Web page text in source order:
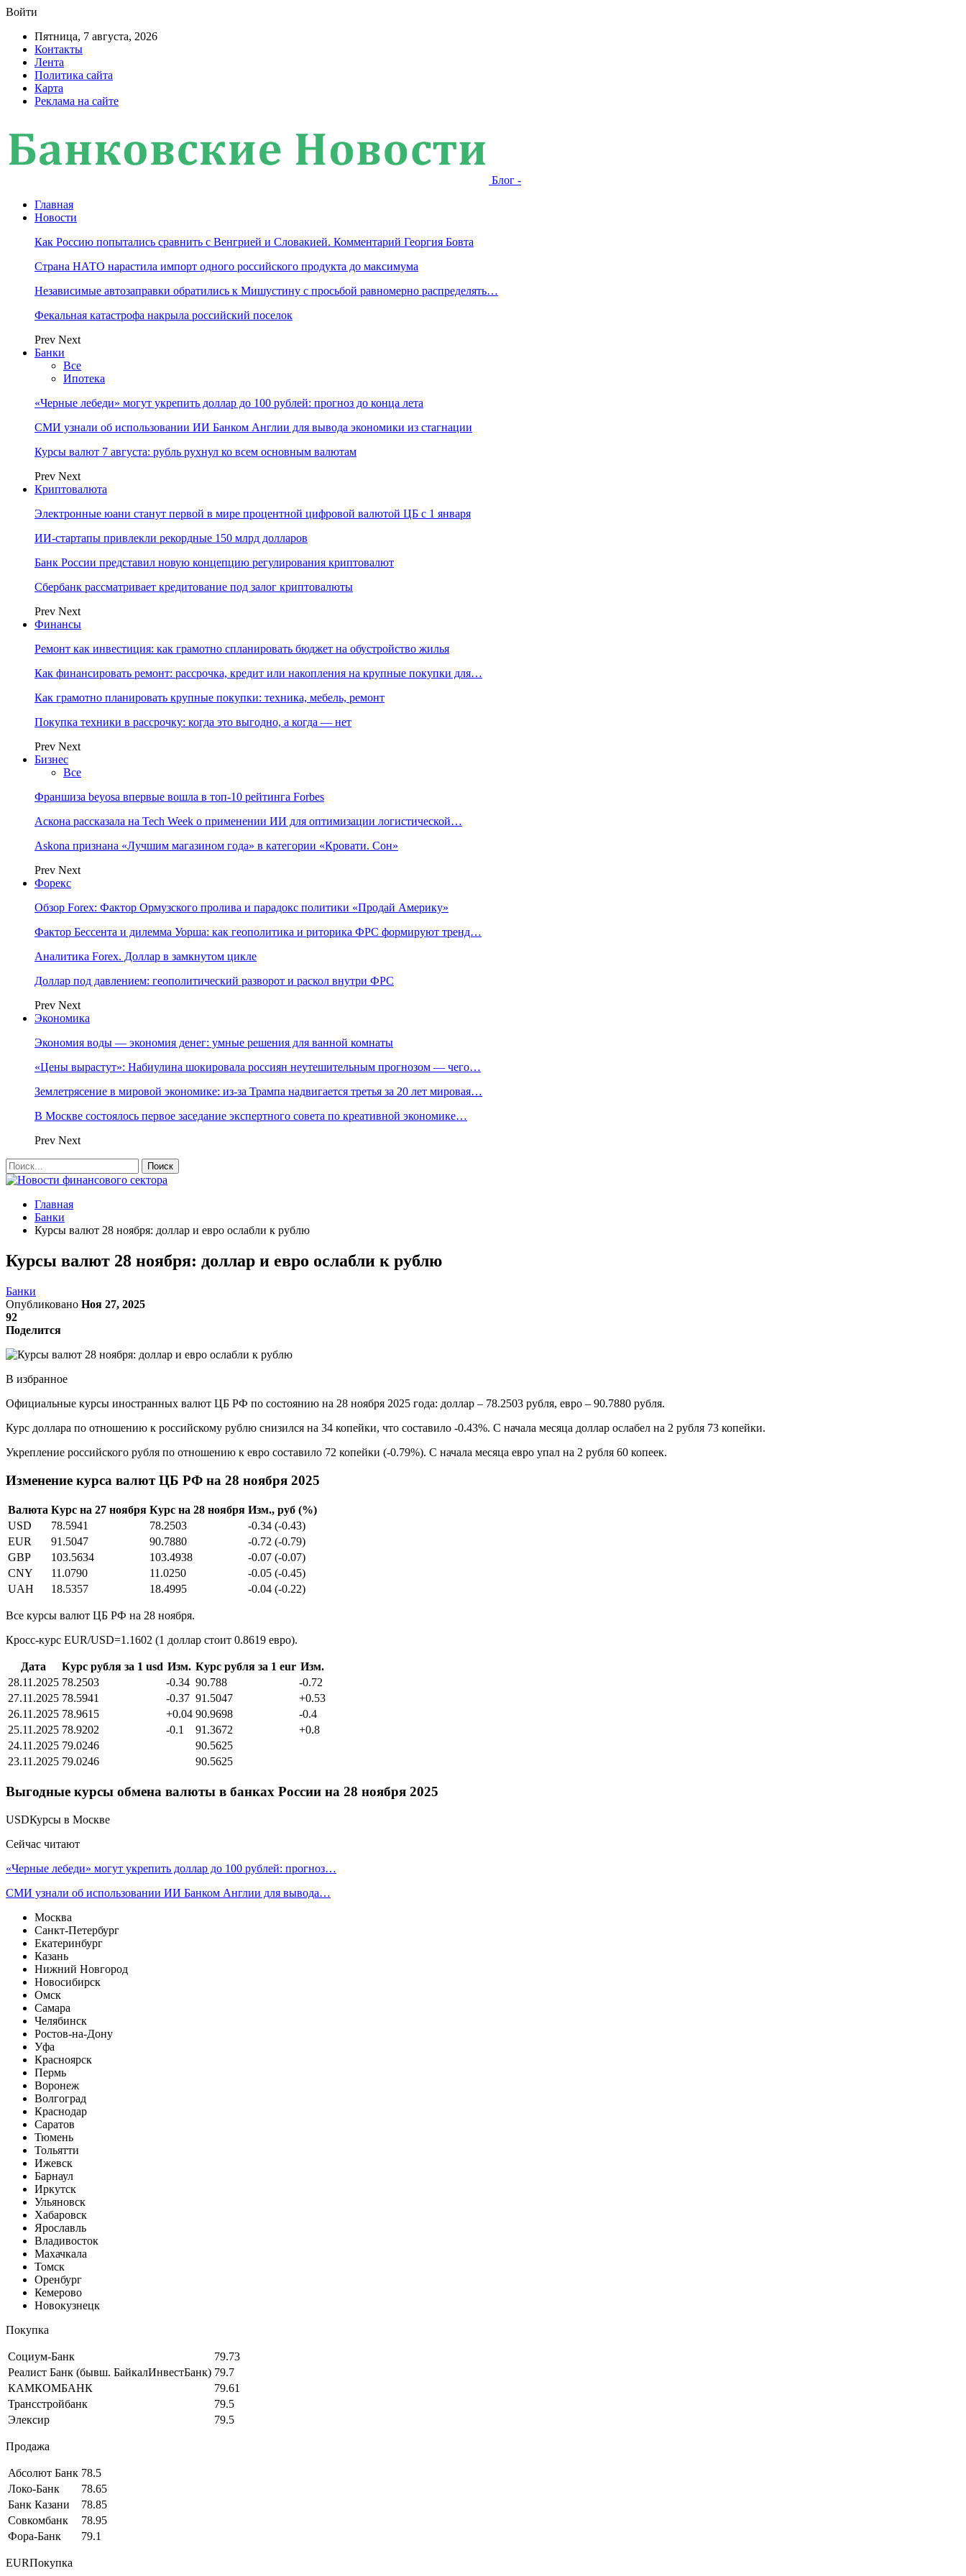
Войти
Пятница, 7 августа, 2026
Контакты
Лента
Политика сайта
Карта
Реклама на сайте
Блог -
Главная
Новости
Как Россию попытались сравнить с Венгрией и Словакией. Комментарий Георгия Бовта
Страна НАТО нарастила импорт одного российского продукта до максимума
Независимые автозаправки обратились к Мишустину с просьбой равномерно распределять…
Фекальная катастрофа накрыла российский поселок
Prev Next
Банки
Все
Ипотека
«Черные лебеди» могут укрепить доллар до 100 рублей: прогноз до конца лета
СМИ узнали об использовании ИИ Банком Англии для вывода экономики из стагнации
Курсы валют 7 августа: рубль рухнул ко всем основным валютам
Prev Next
Криптовалюта
Электронные юани станут первой в мире процентной цифровой валютой ЦБ с 1 января
ИИ-стартапы привлекли рекордные 150 млрд долларов
Банк России представил новую концепцию регулирования криптовалют
Сбербанк рассматривает кредитование под залог криптовалюты
Prev Next
Финансы
Ремонт как инвестиция: как грамотно спланировать бюджет на обустройство жилья
Как финансировать ремонт: рассрочка, кредит или накопления на крупные покупки для…
Как грамотно планировать крупные покупки: техника, мебель, ремонт
Покупка техники в рассрочку: когда это выгодно, а когда — нет
Prev Next
Бизнес
Все
Франшиза beyosa впервые вошла в топ-10 рейтинга Forbes
Аскона рассказала на Tech Week о применении ИИ для оптимизации логистической…
Askona признана «Лучшим магазином года» в категории «Кровати. Сон»
Prev Next
Форекс
Обзор Forex: Фактор Ормузского пролива и парадокс политики «Продай Америку»
Фактор Бессента и дилемма Уорша: как геополитика и риторика ФРС формируют тренд…
Аналитика Forex. Доллар в замкнутом цикле
Доллар под давлением: геополитический разворот и раскол внутри ФРС
Prev Next
Экономика
Экономия воды — экономия денег: умные решения для ванной комнаты
«Цены вырастут»: Набиулина шокировала россиян неутешительным прогнозом — чего…
Землетрясение в мировой экономике: из-за Трампа надвигается третья за 20 лет мировая…
В Москве состоялось первое заседание экспертного совета по креативной экономике…
Prev Next
Главная
Банки
Курсы валют 28 ноября: доллар и евро ослабли к рублю
Курсы валют 28 ноября: доллар и евро ослабли к рублю
Банки
Опубликовано Ноя 27, 2025
92
Поделится
В избранное
Официальные курсы иностранных валют ЦБ РФ по состоянию на 28 ноября 2025 года: доллар – 78.2503 рубля, евро – 90.7880 рубля.
Курс доллара по отношению к российскому рублю снизился на 34 копейки, что составило -0.43%. С начала месяца доллар ослабел на 2 рубля 73 копейки.
Укрепление российского рубля по отношению к евро составило 72 копейки (-0.79%). С начала месяца евро упал на 2 рубля 60 копеек.
Изменение курса валют ЦБ РФ на 28 ноября 2025
Валюта Курс на 27 ноября Курс на 28 ноября Изм., руб (%)
USD
78.5941 78.2503
-0.34 (-0.43)
EUR
91.5047 90.7880
-0.72 (-0.79)
GBP
103.5634 103.4938
-0.07 (-0.07)
CNY
11.0790 11.0250
-0.05 (-0.45)
UAH
18.5357 18.4995 -0.04 (-0.22)
Все курсы валют ЦБ РФ на 28 ноября.
Кросс-курс EUR/USD=1.1602 (1 доллар стоит 0.8619 евро).
Дата Курс рубля за 1 usd Изм. Курс рубля за 1 eur Изм.
28.11.2025 78.2503 -0.34 90.788
-0.72
27.11.2025 78.5941 -0.37 91.5047
+0.53
26.11.2025 78.9615 +0.04 90.9698
-0.4
25.11.2025 78.9202 -0.1 91.3672
+0.8
24.11.2025 79.0246
90.5625
23.11.2025 79.0246 90.5625
Выгодные курсы обмена валюты в банках России на 28 ноября 2025
USDКурсы в Москве
Сейчас читают
«Черные лебеди» могут укрепить доллар до 100 рублей: прогноз…
СМИ узнали об использовании ИИ Банком Англии для вывода…
Москва
Санкт-Петербург
Екатеринбург
Казань
Нижний Новгород
Новосибирск
Омск
Самара
Челябинск
Ростов-на-Дону
Уфа
Красноярск
Пермь
Воронеж
Волгоград
Краснодар
Саратов
Тюмень
Тольятти
Ижевск
Барнаул
Иркутск
Ульяновск
Хабаровск
Ярославль
Владивосток
Махачкала
Томск
Оренбург
Кемерово
Новокузнецк
Покупка
Социум-Банк
79.73
Реалист Банк (бывш. БайкалИнвестБанк) 79.7
КАМКОМБАНК
79.61
Трансстройбанк
79.5
Элексир
79.5
Продажа
Абсолют Банк 78.5
Локо-Банк
78.65
Банк Казани
78.85
Совкомбанк
78.95
Фора-Банк
79.1
EURПокупка